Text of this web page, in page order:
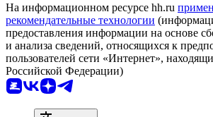
На информационном ресурсе hh.ru
рекомендательные технологии
предоставления информации на основе
и анализа сведений, относящихся к
пользователей сети «Интернет»,
Российской Федерации)